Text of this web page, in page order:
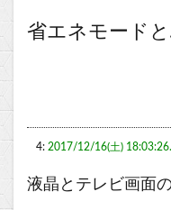
省エネモード
4: 2017/12/16(土)
液晶とテレビ画面